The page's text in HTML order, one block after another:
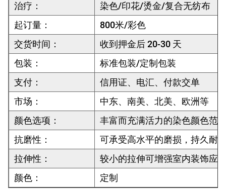
治疗：
染色/印花/烫金/复合无纺布
起订量：
800米/彩色
交货时间：
收到押金后 20-30 天
包装：
标准包装/定制包装
支付：
信用证、电汇、付款交单
市场：
中东、南美、北美、欧洲等
颜色选项：
丰富而充满活力的染色颜色范
抗磨性：
可承受高水平的磨损，持久耐
拉伸性：
较小的拉伸可增强室内装饰应
颜色：
定制